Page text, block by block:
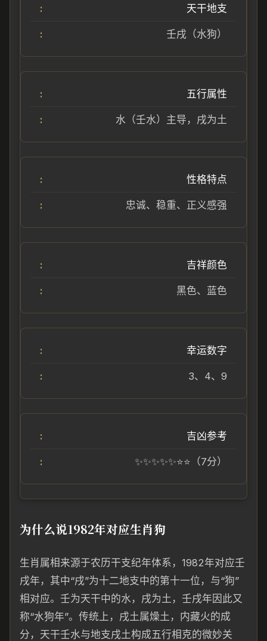
天干地支
壬戌（水狗）
五行属性
水（壬水）主导，戌为土
性格特点
忠诚、稳重、正义感强
吉祥颜色
黑色、蓝色
幸运数字
3、4、9
吉凶参考
✨✨✨✨✨⭐⭐（7分）
为什么说1982年对应生肖狗
生肖属相来源于农历干支纪年体系，1982年对应壬
戌年，其中“戌”为十二地支中的第十一位，与“狗”
相对应。壬为天干中的水，戌为土，壬戌年因此又
称“水狗年”。传统上，戌土属燥土，内藏火的成
分，天干壬水与地支戌土构成五行相克的微妙关